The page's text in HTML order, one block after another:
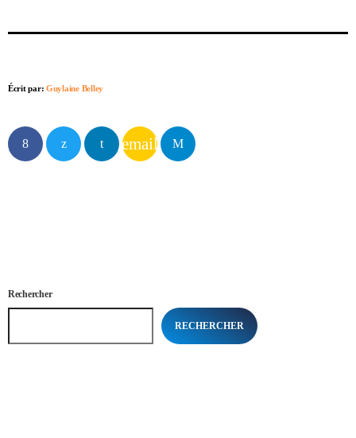
Écrit par:Guylaine Belley
email
Rechercher
RECHERCHER